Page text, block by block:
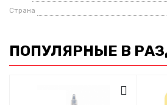
Страна
ПОПУЛЯРНЫЕ В